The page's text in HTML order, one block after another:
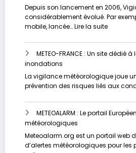
du
Depuis son lancement en 2006,
considérablement évolué. Par
mobile, lancée…Lire la suite:
:
Contrôlez
risque
temps
réel
METEO-FRANCE : Un site dédié
inondations
La vigilance météorologique joue
prévention des risques liés aux
METEOALARM : Le portail
météorologiques
Meteoalarm.org est un portail web
d’alertes météorologiques pour les